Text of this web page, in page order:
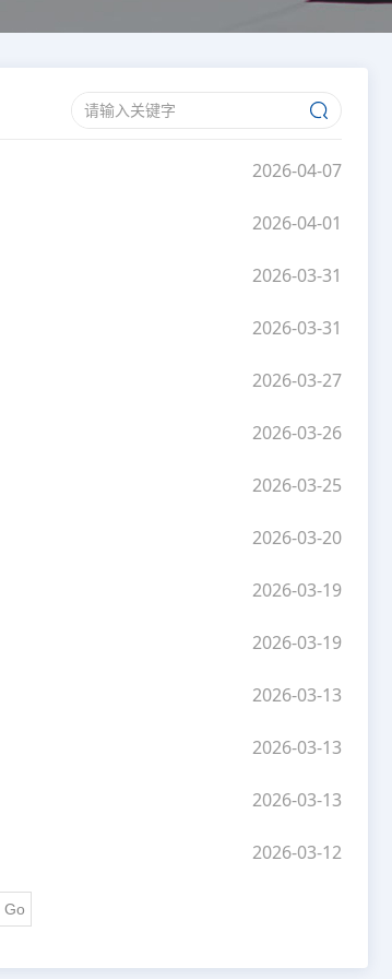
2026-04-07
2026-04-01
2026-03-31
2026-03-31
2026-03-27
2026-03-26
2026-03-25
2026-03-20
2026-03-19
2026-03-19
2026-03-13
2026-03-13
2026-03-13
2026-03-12
Go